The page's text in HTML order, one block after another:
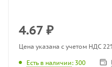
4.67 ₽
Цена указана с учетом НДС
Есть в наличии: 300